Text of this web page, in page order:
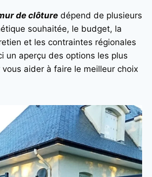
de clôture dépend de plusieurs
souhaitée, le budget, la
et les contraintes régionales
un aperçu des options les plus
aider à faire le meilleur choix